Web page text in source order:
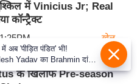
में Vinicius Jr; Real
कॉन्ट्रैक्ट
खेल
की 2 साल बाद मैदान पर
के खिलाफ Pre-season
अब 'पीड़ित पंडित' भी!
Yadav का Brahmin दांव,
Sudama की दोस्ती